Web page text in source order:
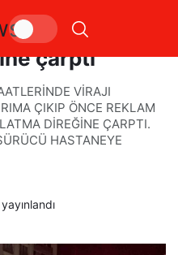
sonra
çarptı
VİRAJI
ÇIKIP ÖNCE REKLAM
DİREĞİNE ÇARPTI.
HASTANEYE
yayınlandı